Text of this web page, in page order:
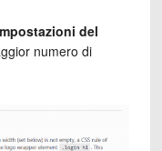
del
numero di